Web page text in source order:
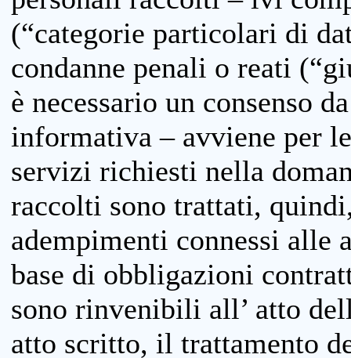
(“categorie particolari di
condanne penali o reati
è necessario un consenso
informativa – avviene per
servizi richiesti nella
raccolti sono trattati,
adempimenti connessi
base di obbligazioni
sono rinvenibili all’ atto
atto scritto, il trattamento